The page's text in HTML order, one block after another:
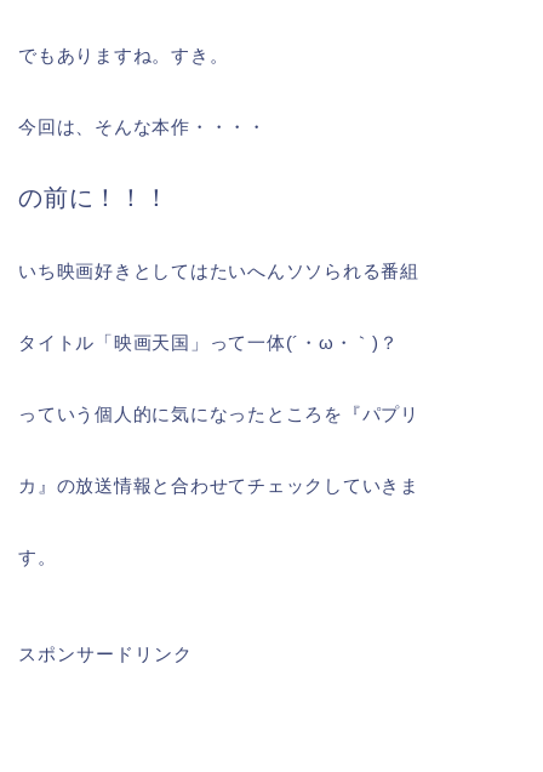
でもありますね。すき。
今回は、そんな本作・・・・
の前に！！！
いち映画好きとしてはたいへんソソられる番組
タイトル「映画天国」って一体(´・ω・｀)？
っていう個人的に気になったところを『パプリ
カ』の放送情報と合わせてチェックしていきま
す。
スポンサードリンク